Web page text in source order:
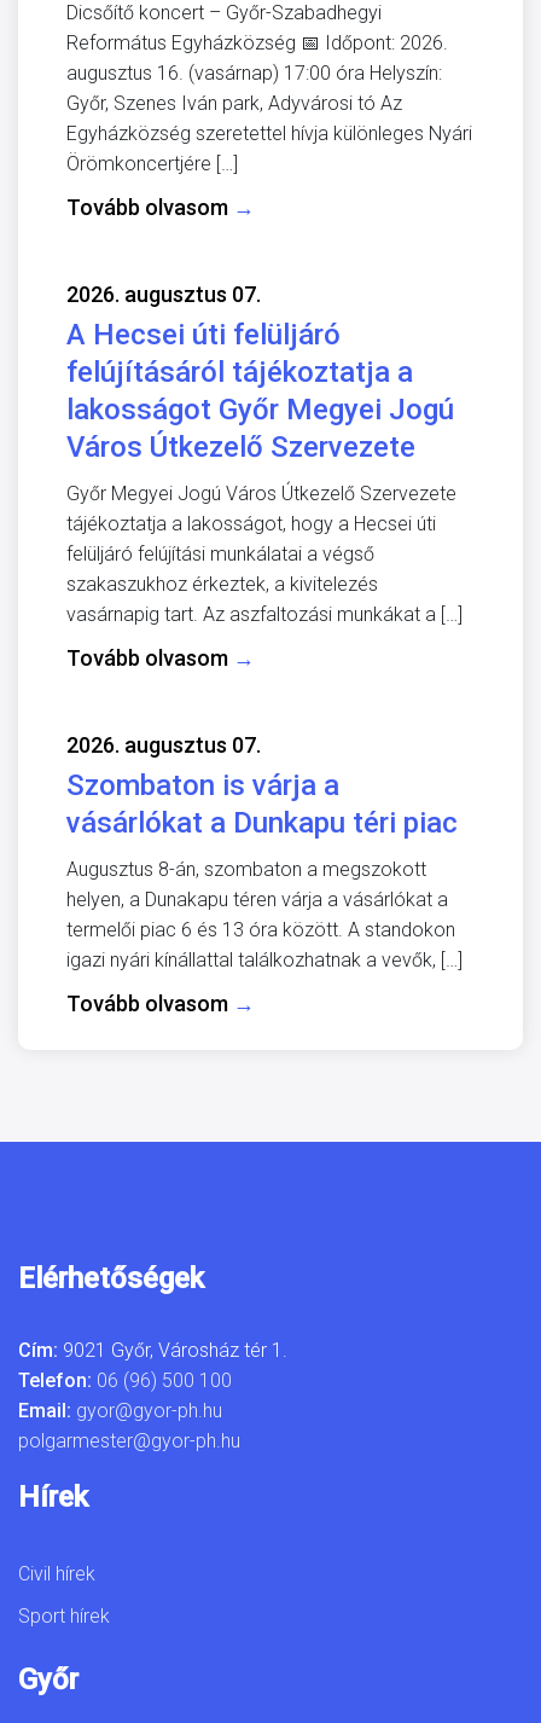
Dicsőítő koncert – Győr-Szabadhegyi
Református Egyházközség 📅 Időpont: 2026.
augusztus 16. (vasárnap) 17:00 óra Helyszín:
Győr, Szenes Iván park, Adyvárosi tó Az
Egyházközség szeretettel hívja különleges Nyári
Örömkoncertjére […]
Tovább olvasom →
2026. augusztus 07.
A Hecsei úti felüljáró
felújításáról tájékoztatja a
lakosságot Győr Megyei Jogú
Város Útkezelő Szervezete
Győr Megyei Jogú Város Útkezelő Szervezete
tájékoztatja a lakosságot, hogy a Hecsei úti
felüljáró felújítási munkálatai a végső
szakaszukhoz érkeztek, a kivitelezés
vasárnapig tart. Az aszfaltozási munkákat a […]
Tovább olvasom →
2026. augusztus 07.
Szombaton is várja a
vásárlókat a Dunkapu téri piac
Augusztus 8-án, szombaton a megszokott
helyen, a Dunakapu téren várja a vásárlókat a
termelői piac 6 és 13 óra között. A standokon
igazi nyári kínállattal találkozhatnak a vevők, […]
Tovább olvasom →
Elérhetőségek
Cím: 9021 Győr, Városház tér 1.
Telefon: 06 (96) 500 100
Email: gyor@gyor-ph.hu
polgarmester@gyor-ph.hu
Hírek
Civil hírek
Sport hírek
Győr